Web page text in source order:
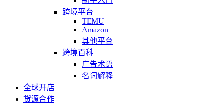
跨境平台
TEMU
Amazon
其他平台
跨境百科
广告术语
名词解释
全球开店
货源合作